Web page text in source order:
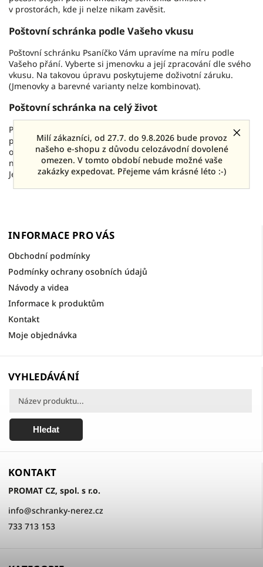
Milí zákazníci, od 27.7. do 9.8.2026 bude provoz
našeho e-shopu z důvodu celozávodní dovolené
omezen. V tomto období nebude možné vaše
zakázky expedovat. Přejeme vám krásné léto :-)
v prostorách, kde ji nelze nikam zavěsit.
Poštovní schránka podle Vašeho vkusu
Poštovní schránku Psaníčko Vám upravíme na míru podle
Vašeho přání. Vyberte si jmenovku a její zpracování dle svého
vkusu. Na takovou úpravu poskytujeme doživotní záruku.
(Jmenovky a barevné varianty nelze kombinovat).
Poštovní schránka na celý život
Poštovní schránka Psaníčko se vyznačuje nadstandardně
precizním zpracováním a použitím nejkvalitnější nerezové
oceli, odolné proti mechanickému poškození. Díky tomu Vám
na ni můžeme poskytnout doživotní záruku na prorezavění.
Její předností je navíc extrémně snadná montáž.
INFORMACE PRO VÁS
Obchodní podmínky
Podmínky ochrany osobních údajů
Návody a videa
Informace k produktům
Kontakt
Moje objednávka
VYHLEDÁVÁNÍ
Hledat
KONTAKT
PROMAT CZ, spol. s r.o.
info@schranky-nerez.cz
733 713 153